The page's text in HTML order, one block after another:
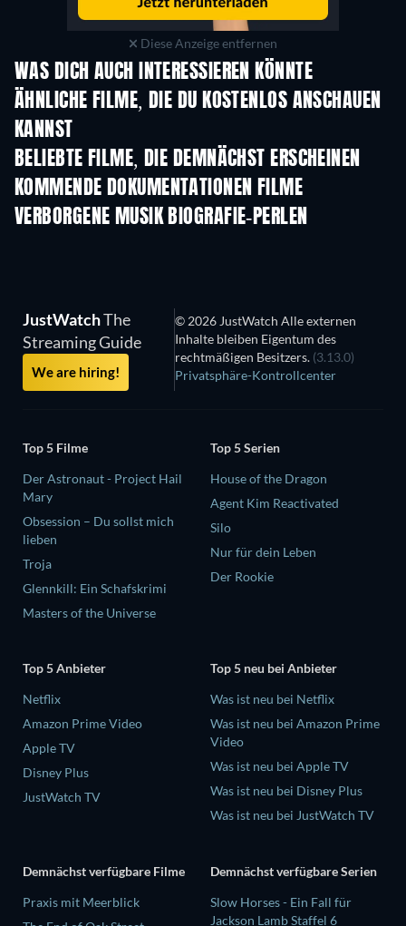
Diese Anzeige entfernen
WAS DICH AUCH INTERESSIEREN KÖNNTE
ÄHNLICHE FILME, DIE DU KOSTENLOS ANSCHAUEN
KANNST
BELIEBTE FILME, DIE DEMNÄCHST ERSCHEINEN
KOMMENDE DOKUMENTATIONEN FILME
VERBORGENE MUSIK BIOGRAFIE-PERLEN
JustWatchThe
Streaming Guide
We are hiring!
© 2026 JustWatch Alle externen
Inhalte bleiben Eigentum des
rechtmäßigen Besitzers. (3.13.0)
Privatsphäre-Kontrollcenter
Top 5 Filme
Der Astronaut - Project Hail
Mary
Obsession – Du sollst mich
lieben
Troja
Glennkill: Ein Schafskrimi
Masters of the Universe
Top 5 Serien
House of the Dragon
Agent Kim Reactivated
Silo
Nur für dein Leben
Der Rookie
Top 5 Anbieter
Netflix
Amazon Prime Video
Apple TV
Disney Plus
JustWatch TV
Top 5 neu bei Anbieter
Was ist neu bei Netflix
Was ist neu bei Amazon Prime
Video
Was ist neu bei Apple TV
Was ist neu bei Disney Plus
Was ist neu bei JustWatch TV
Demnächst verfügbare Filme
Praxis mit Meerblick
Demnächst verfügbare Serien
Slow Horses - Ein Fall für
Jackson Lamb Staffel 6